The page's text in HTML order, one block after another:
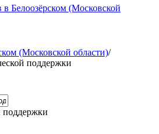
Белоозёрском (Московской
(Московской области)/
поддержки
поддержки